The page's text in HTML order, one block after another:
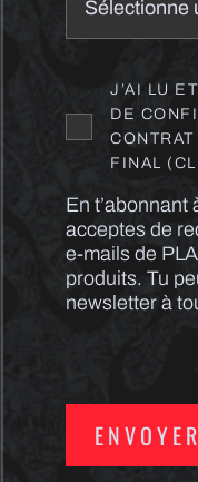
J’AI LU
DE
FINAL
En t’abonnant
acceptes de
e-mails de
produits. Tu
newsletter à
ENVOYER